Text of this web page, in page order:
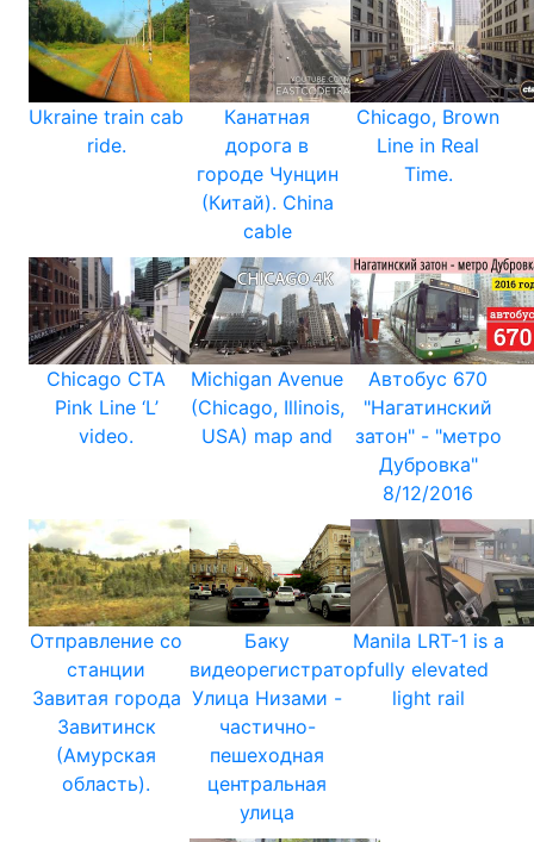
Ukraine train cab
ride.
Канатная
дорога в
городе Чунцин
(Китай). China
cable
Chicago, Brown
Line in Real
Time.
Chicago CTA
Pink Line ‘L’
video.
Michigan Avenue
(Chicago, Illinois,
USA) map and
Автобус 670
"Нагатинский
затон" - "метро
Дубровка"
8/12/2016
Отправление со
станции
Завитая города
Завитинск
(Амурская
область).
Баку
видеорегистратор.
Улица Низами -
частично-
пешеходная
центральная
улица
Manila LRT-1 is a
fully elevated
light rail